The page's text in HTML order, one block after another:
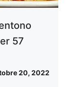
57
20, 2022